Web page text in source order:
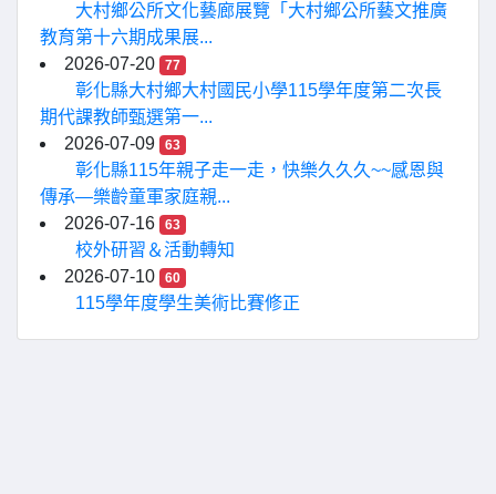
大村鄉公所文化藝廊展覽「大村鄉公所藝文推廣
教育第十六期成果展...
2026-07-20
77
彰化縣大村鄉大村國民小學115學年度第二次長
期代課教師甄選第一...
2026-07-09
63
彰化縣115年親子走一走，快樂久久久~~感恩與
傳承—樂齡童軍家庭親...
2026-07-16
63
校外研習＆活動轉知
2026-07-10
60
115學年度學生美術比賽修正